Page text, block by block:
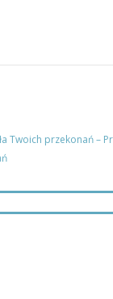
Twoich przekonań –